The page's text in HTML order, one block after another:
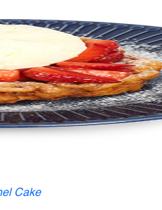
Cake